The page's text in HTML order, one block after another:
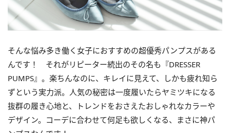
そんな悩み多き働く女子におすすめの超優秀パンプスがある
んです！ それがリピーター続出のその名も『DRESSER
PUMPS』。楽ちんなのに、キレイに見えて、しかも疲れ知ら
ずという実力派。人気の秘密は一度履いたらヤミツキになる
抜群の履き心地と、トレンドをおさえたおしゃれなカラーや
デザイン。コーデに合わせて何足も欲しくなる、まさに神パ